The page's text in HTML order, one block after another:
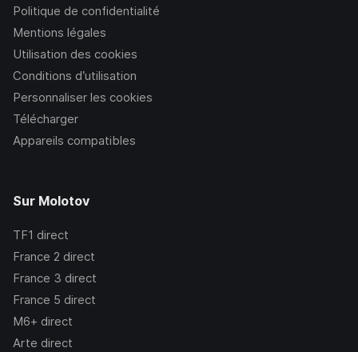
Politique de confidentialité
Mentions légales
Utilisation des cookies
Conditions d’utilisation
Personnaliser les cookies
Télécharger
Appareils compatibles
Sur Molotov
TF1 direct
France 2 direct
France 3 direct
France 5 direct
M6+ direct
Arte direct